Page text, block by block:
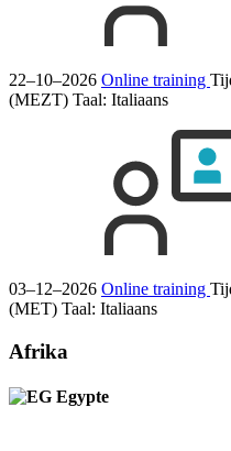
22–10–2026 Online training
(MEZT) Taal: Italiaans
03–12–2026 Online training
(MET) Taal: Italiaans
Afrika
Egypte